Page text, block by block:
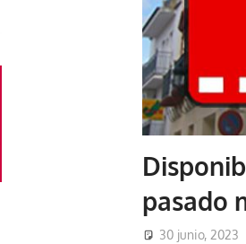
pasado
30 junio, 2023